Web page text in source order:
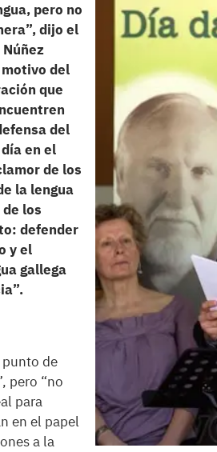
pero no
dijo el
del
que
del
en el
de los
la lengua
los
defender
y el
gallega
punto de
pero “no
para
en el papel
a la